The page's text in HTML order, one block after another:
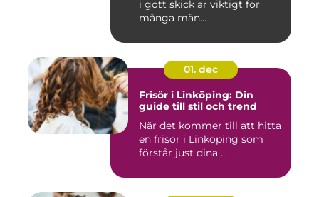
i gott skick är viktigt för
många män...
01. dec
Frisör i Linköping: Din
guide till stil och trend
När det kommer till att hitta
en frisör i Linköping som
förstår just dina ...